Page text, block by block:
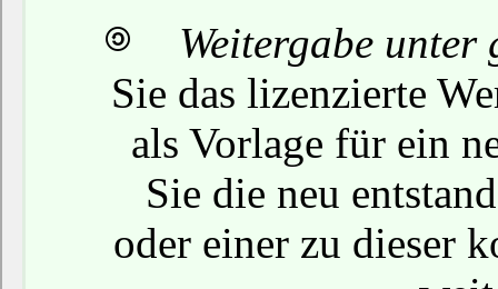
Weitergabe
Sie das lizenzierte
als Vorlage für ein
Sie die neu
oder einer zu dieser